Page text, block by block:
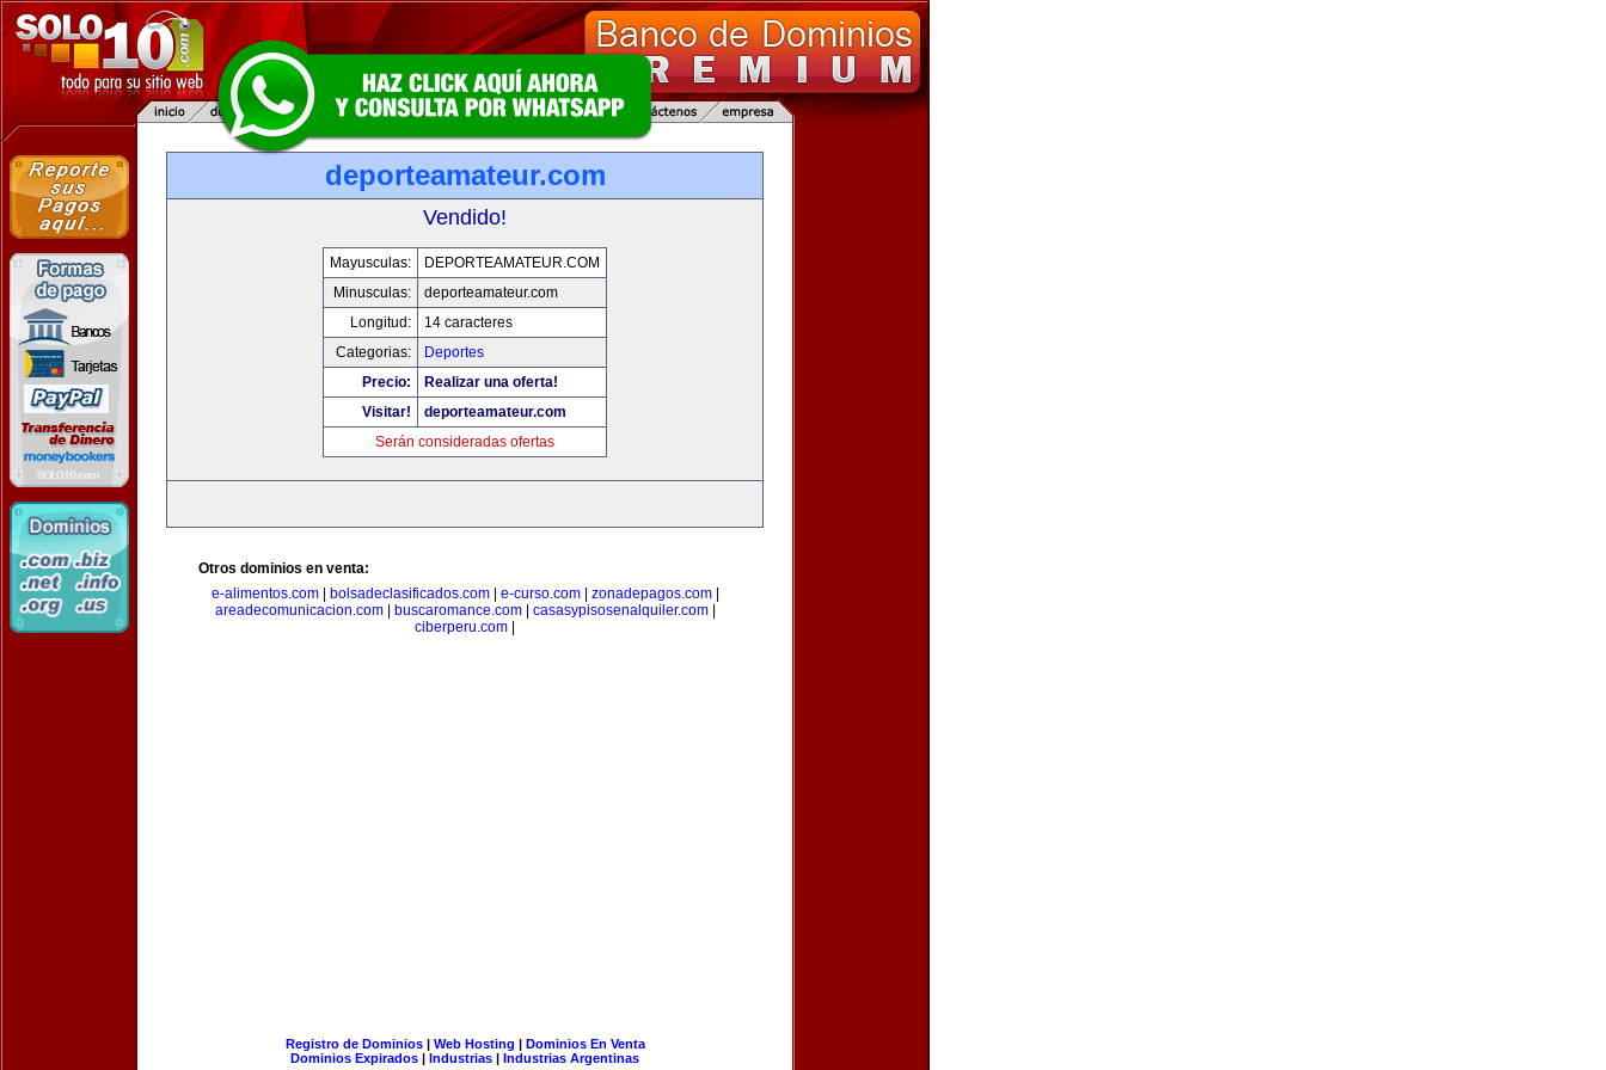
deporteamateur.com
Vendido!
Mayusculas:
DEPORTEAMATEUR.COM
Minusculas:
deporteamateur.com
Longitud:
14 caracteres
Categorias:
Deportes
Precio:
Realizar una oferta!
Visitar!
deporteamateur.com
Serán consideradas ofertas
Otros dominios en venta:
e-alimentos.com| bolsadeclasificados.com| e-curso.com| zonadepagos.com|
areadecomunicacion.com| buscaromance.com| casasypisosenalquiler.com|
ciberperu.com
Registro de Dominios| Web Hosting | Dominios En Venta
Dominios Expirados | Industrias | Industrias Argentinas